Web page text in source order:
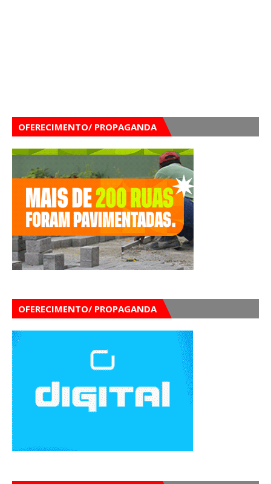
OFERECIMENTO/ PROPAGANDA
OFERECIMENTO/ PROPAGANDA